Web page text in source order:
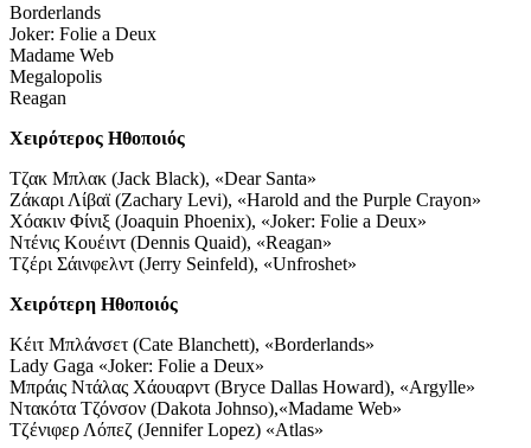
Borderlands
Joker: Folie a Deux
Madame Web
Megalopolis
Reagan
Χειρότερος Ηθοποιός
Τζακ Μπλακ (Jack Black), «Dear Santa»
Ζάκαρι Λίβαϊ (Zachary Levi), «Harold and the Purple Crayon»
Χόακιν Φίνιξ (Joaquin Phoenix), «Joker: Folie a Deux»
Ντένις Κουέιντ (Dennis Quaid), «Reagan»
Τζέρι Σάινφελντ (Jerry Seinfeld), «Unfroshet»
Χειρότερη Ηθοποιός
Κέιτ Μπλάνσετ (Cate Blanchett), «Borderlands»
Lady Gaga «Joker: Folie a Deux»
Μπράις Ντάλας Χάουαρντ (Bryce Dallas Howard), «Argylle»
Ντακότα Τζόνσον (Dakota Johnso),«Madame Web»
Τζένιφερ Λόπεζ (Jennifer Lopez) «Atlas»